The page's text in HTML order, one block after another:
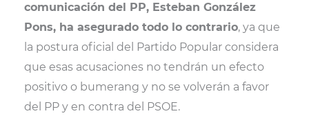
comunicación del PP, Esteban González
Pons, ha asegurado todo lo contrario, ya que
la postura oficial del Partido Popular considera
que esas acusaciones no tendrán un efecto
positivo o bumerang y no se volverán a favor
del PP y en contra del PSOE.